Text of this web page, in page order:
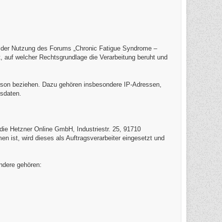
Nutzung des Forums „Chronic Fatigue Syndrome –
welcher Rechtsgrundlage die Verarbeitung beruht und
beziehen. Dazu gehören insbesondere IP-Adressen,
Hetzner Online GmbH, Industriestr. 25, 91710
ist, wird dieses als Auftragsverarbeiter eingesetzt und
gehören: